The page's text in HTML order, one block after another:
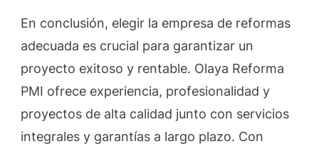
En conclusión, elegir la empresa de reformas
adecuada es crucial para garantizar un
proyecto exitoso y rentable. Olaya Reforma
PMI ofrece experiencia, profesionalidad y
proyectos de alta calidad junto con servicios
integrales y garantías a largo plazo. Con